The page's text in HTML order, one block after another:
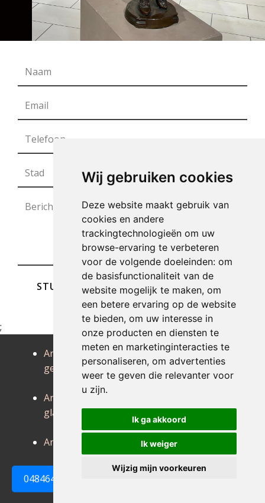
Wij gebruiken cookies
Deze website maakt gebruik van
cookies en andere
trackingtechnologieën om uw
browse-ervaring te verbeteren
voor de volgende doeleinden: om
de basisfunctionaliteit van de
website mogelijk te maken, om
een betere ervaring op de website
te bieden, om uw interesse in
onze producten en diensten te
meten en marketinginteracties te
personaliseren, om advertenties
weer te geven die relevanter voor
u zijn.
Ik ga akkoord
Ik weiger
Wijzig mijn voorkeuren
0484648161
STUREN
;
Antiek
genepiën
Antiek
gentinnes
Antiek genval
Antiek
gerompont
Antiek
glabais
rosiere-
hottomont
Antiek graven
hamme-mille